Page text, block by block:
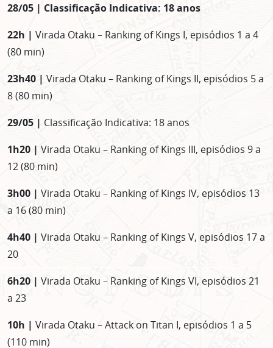
28/05 | Classificação Indicativa: 18 anos
22h | Virada Otaku – Ranking of Kings I, episódios 1 a 4
(80 min)
23h40 | Virada Otaku – Ranking of Kings II, episódios 5 a
8 (80 min)
29/05 | Classificação Indicativa: 18 anos
1h20 | Virada Otaku – Ranking of Kings III, episódios 9 a
12 (80 min)
3h00 | Virada Otaku – Ranking of Kings IV, episódios 13
a 16 (80 min)
4h40 | Virada Otaku – Ranking of Kings V, episódios 17 a
20
6h20 | Virada Otaku – Ranking of Kings VI, episódios 21
a 23
10h | Virada Otaku – Attack on Titan I, episódios 1 a 5
(110 min)